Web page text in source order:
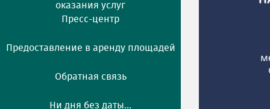
оказания услуг
Пресс-центр
Предоставление в аренду площадей
Обратная связь
Ни дня без даты...